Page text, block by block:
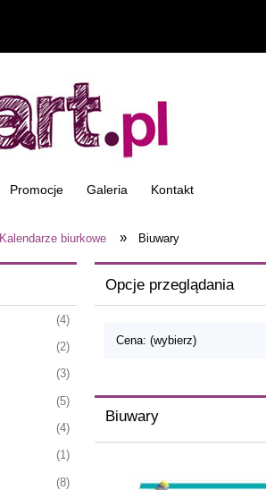
Promocje Galeria Kontakt
Kalendarze biurkowe » Biuwary
(4)
(2)
(3)
(5)
(4)
(1)
(8)
Opcje przeglądania
Cena: (wybierz)
Biuwary